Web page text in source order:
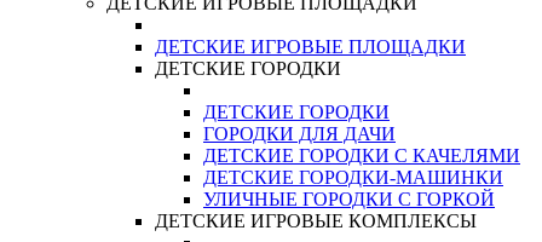
ДЕТСКИЕ ИГРОВЫЕ ПЛОЩАДКИ
ДЕТСКИЕ ГОРОДКИ
ДЕТСКИЕ ГОРОДКИ
ГОРОДКИ ДЛЯ ДАЧИ
ДЕТСКИЕ ГОРОДКИ С КАЧЕЛЯМИ
ДЕТСКИЕ ГОРОДКИ-МАШИНКИ
УЛИЧНЫЕ ГОРОДКИ С ГОРКОЙ
ДЕТСКИЕ ИГРОВЫЕ КОМПЛЕКСЫ